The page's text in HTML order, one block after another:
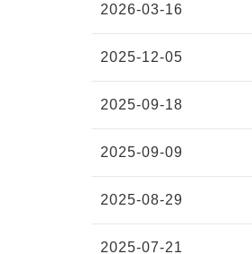
2026-03-16
2025-12-05
2025-09-18
2025-09-09
2025-08-29
2025-07-21